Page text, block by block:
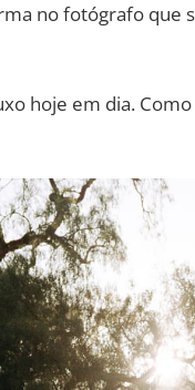
no fotógrafo que
hoje em dia.